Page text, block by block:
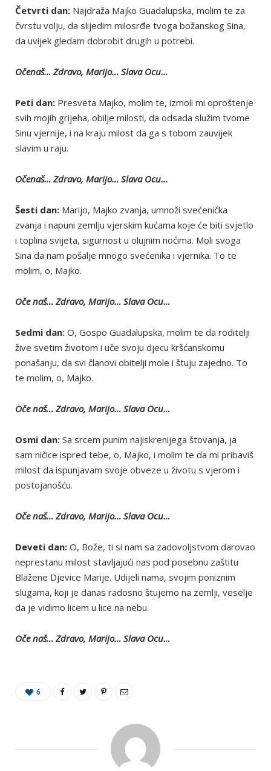
Četvrti dan: Najdraža Majko Guadalupska, molim te za
čvrstu volju, da slijedim milosrđe tvoga božanskog Sina,
da uvijek gledam dobrobit drugih u potrebi.
Očenaš… Zdravo, Marijo… Slava Ocu…
Peti dan: Presveta Majko, molim te, izmoli mi oproštenje
svih mojih grijeha, obilje milosti, da odsada služim tvome
Sinu vjernije, i na kraju milost da ga s tobom zauvijek
slavim u raju.
Očenaš… Zdravo, Marijo… Slava Ocu…
Šesti dan: Marijo, Majko zvanja, umnoži svećenička
zvanja i napuni zemlju vjerskim kućama koje će biti svjetlo
i toplina svijeta, sigurnost u olujnim noćima. Moli svoga
Sina da nam pošalje mnogo svećenika i vjernika. To te
molim, o, Majko.
Oče naš… Zdravo, Marijo… Slava Ocu…
Sedmi dan: O, Gospo Guadalupska, molim te da roditelji
žive svetim životom i uče svoju djecu kršćanskomu
ponašanju, da svi članovi obitelji mole i štuju zajedno. To
te molim, o, Majko.
Oče naš… Zdravo, Marijo… Slava Ocu…
Osmi dan: Sa srcem punim najiskrenijega štovanja, ja
sam ničice ispred tebe, o, Majko, i molim te da mi pribaviš
milost da ispunjavam svoje obveze u životu s vjerom i
postojanošću.
Oče naš… Zdravo, Marijo… Slava Ocu…
Deveti dan: O, Bože, ti si nam sa zadovoljstvom darovao
neprestanu milost stavljajući nas pod posebnu zaštitu
Blažene Djevice Marije. Udijeli nama, svojim poniznim
slugama, koji je danas radosno štujemo na zemlji, veselje
da je vidimo licem u lice na nebu.
Oče naš… Zdravo, Marijo… Slava Ocu…
6